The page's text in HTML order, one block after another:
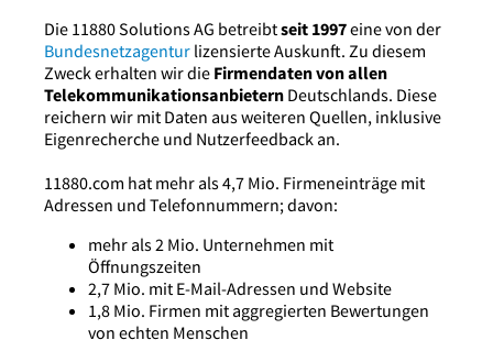
Die 11880 Solutions AG betreibtseit 1997eine von der
Bundesnetzagentur lizensierte Auskunft. Zu diesem
Zweck erhalten wir die Firmendaten von allen
Telekommunikationsanbietern Deutschlands. Diese
reichern wir mit Daten aus weiteren Quellen, inklusive
Eigenrecherche und Nutzerfeedback an.
11880.com hat mehr als 4,7 Mio. Firmeneinträge mit
Adressen und Telefonnummern; davon:
mehr als 2 Mio. Unternehmen mit
Öffnungszeiten
2,7 Mio. mit E-Mail-Adressen und Website
1,8 Mio. Firmen mit aggregierten Bewertungen
von echten Menschen